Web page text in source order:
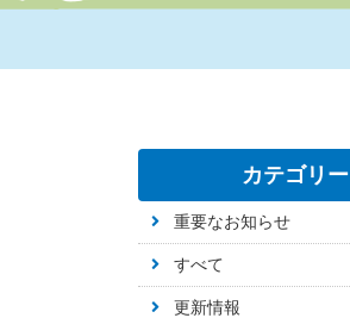
カテゴリー
重要なお知らせ
すべて
更新情報